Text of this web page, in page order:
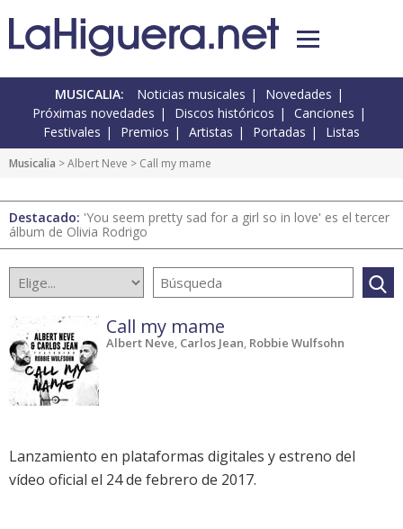
MUSICALIA: Noticias musicales
Novedades
Próximas novedades
Discos históricos
Canciones
Festivales
Premios Artistas Portadas Listas
Musicalia > Albert Neve > Call my mame
Destacado: 'You seem pretty sad for a girl so in love' es el tercer
álbum de Olivia Rodrigo
Call my mame
Albert Neve, Carlos Jean, Robbie Wulfsohn
Lanzamiento en plataformas digitales y estreno del
vídeo oficial el 24 de febrero de 2017.